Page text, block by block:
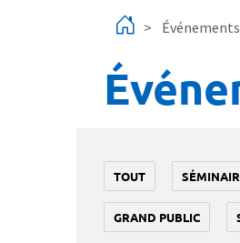
Événements
TOUT
GRAND PUBLIC